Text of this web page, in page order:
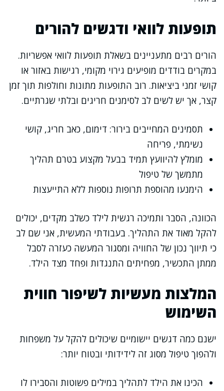
תופעות לוואי ודגשים להורים
הורים רבים מתעניינים בשאלת תופעות לוואי אפשריות.
במקרים בודדים מופיעים גירוי מקומי, רגישות באזור או
קושי זמני ביציאות. רוב התופעות מתונות וחולפות תוך זמן
קצר, אך יש לשים לב לסימנים חריגים ובלתי שגרתיים.
תסמינים המחייבים בירור: דימום, כאב חריג, קושי
נשימתי, פריחה
מומלץ להיוועץ תמיד בבעל מקצוע בטרם תהליך
מתמשך של טיפול
הימנעו מהוספת תרופות נוספות ללא התייעצות
הכוונה, הסבר ותמיכה רגשית לילד כשלב מקדים, יכולים
להקל מאוד את התהליך. בעבודתי המעשית, אני שם לב
כי תיווך נכון של החוויה ומסגור המעשה כעזרה לסבל
ממתן התכשיר, מפחיתים התנגדות ופחד מצד הילד.
המלצות מעשיות לשיפור חווית
השימוש
ישנם כמה דגשים יישומיים שיכולים להקל על משפחות
ולהפוך טיפול מסוג זה לידידותי ובטוח יותר:
הכינו את הילד לתהליך במילים פשוטות והסבירו לו